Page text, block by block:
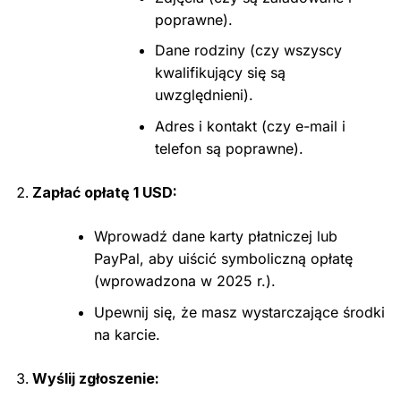
poprawne).
Dane rodziny (czy wszyscy
kwalifikujący się są
uwzględnieni).
Adres i kontakt (czy e-mail i
telefon są poprawne).
Zapłać opłatę 1 USD:
Wprowadź dane karty płatniczej lub
PayPal, aby uiścić symboliczną opłatę
(wprowadzona w 2025 r.).
Upewnij się, że masz wystarczające środki
na karcie.
Wyślij zgłoszenie: